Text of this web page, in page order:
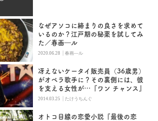
なぜアソコに締まりの良さを求めて
いるのか？江戸期の秘薬を試してみ
た／春画―ル
2020.06.28 |春画―ル
冴えないケータイ販売員（36歳男）
がオペラ歌手に？その裏側には、彼
を支える女性が…『ワン チャンス』
2014.03.25 | たけうちんぐ
オトコ目線の恋愛小説『最後の恋